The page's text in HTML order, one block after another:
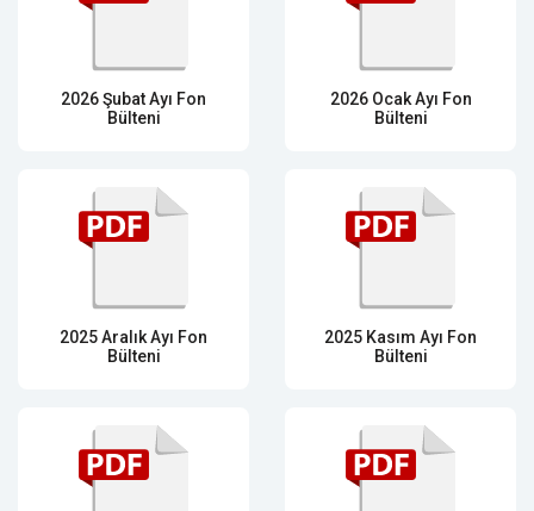
2026 Şubat Ayı Fon
Bülteni
2026 Ocak Ayı Fon
Bülteni
2025 Aralık Ayı Fon
Bülteni
2025 Kasım Ayı Fon
Bülteni